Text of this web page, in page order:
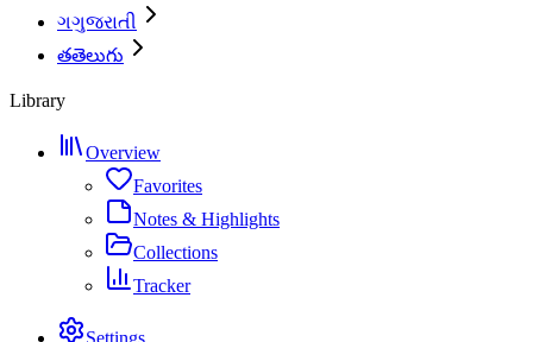
ગગુજરાતી
తతెలుగు
Library
Overview
Favorites
Notes & Highlights
Collections
Tracker
Settings